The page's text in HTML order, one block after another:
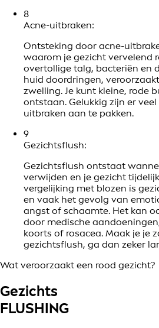
8
Acne-uitbraken:
Ontsteking door acne-
waarom je gezicht vervelend
overtollige talg, bacteriën en
huid doordringen,
zwelling. Je kunt kleine, rode
ontstaan. Gelukkig zijn er
uitbraken aan te pakken.
9
Gezichtsflush:
Gezichtsflush ontstaat
verwijden en je gezicht
vergelijking met blozen is
en vaak het gevolg van
angst of schaamte. Het kan
door medische
koorts of rosacea. Maak je je
gezichtsflush, ga dan zeker
Wat veroorzaakt een rood gezicht?
Gezichts
FLUSHING